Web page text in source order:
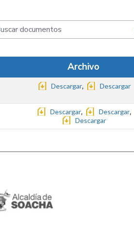
Archivo
Descargar, Descargar
Descargar, Descargar,
Descargar